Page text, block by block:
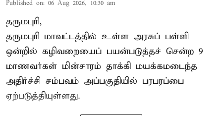
Published on: 06 Aug 2026, 10:30 am
தருமபுரி,
தருமபுரி மாவட்டத்தில் உள்ள அரசுப் பள்ளி
ஒன்றில் கழிவறையைப் பயன்படுத்தச் சென்ற 9
மாணவர்கள் மின்சாரம் தாக்கி மயக்கமடைந்த
அதிர்ச்சி சம்பவம் அப்பகுதியில் பரபரப்பை
ஏற்படுத்தியுள்ளது.